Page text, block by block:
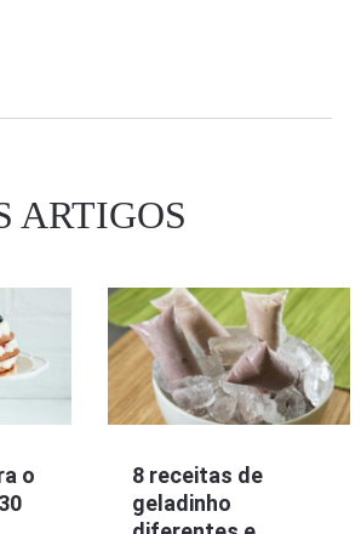
ARTIGOS
o
8 receitas de
geladinho